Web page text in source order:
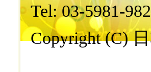
Tel: 03-5981-
Copyright (C)